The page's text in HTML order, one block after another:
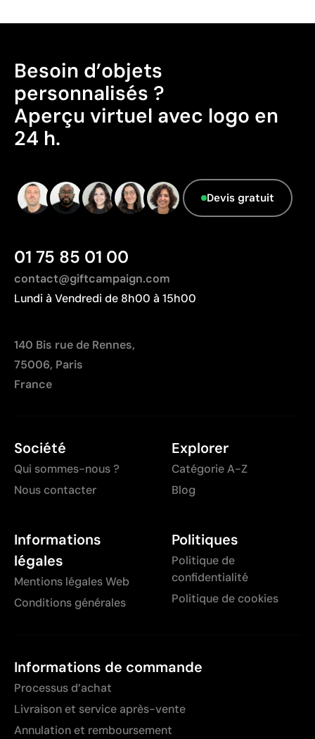
Fabriqué en Bangladesh, avec une distance de
transport plus importante par rapport à l'Europe.
Données avancées - Points: 0 / 5
Le fournisseur ne dispose pas de cette
information.
Besoin d’objets
personnalisés ?
Aperçu virtuel avec logo en
24 h.
Devis gratuit
01 75 85 01 00
contact@giftcampaign.com
Lundi à Vendredi de 8h00 à 15h00
140 Bis rue de Rennes,
75006, Paris
France
Société
Qui sommes-nous ?
Nous contacter
Explorer
Catégorie A-Z
Blog
Informations
légales
Mentions légales Web
Conditions générales
Politiques
Politique de
confidentialité
Politique de cookies
Informations de commande
Processus d’achat
Livraison et service après-vente
Annulation et remboursement